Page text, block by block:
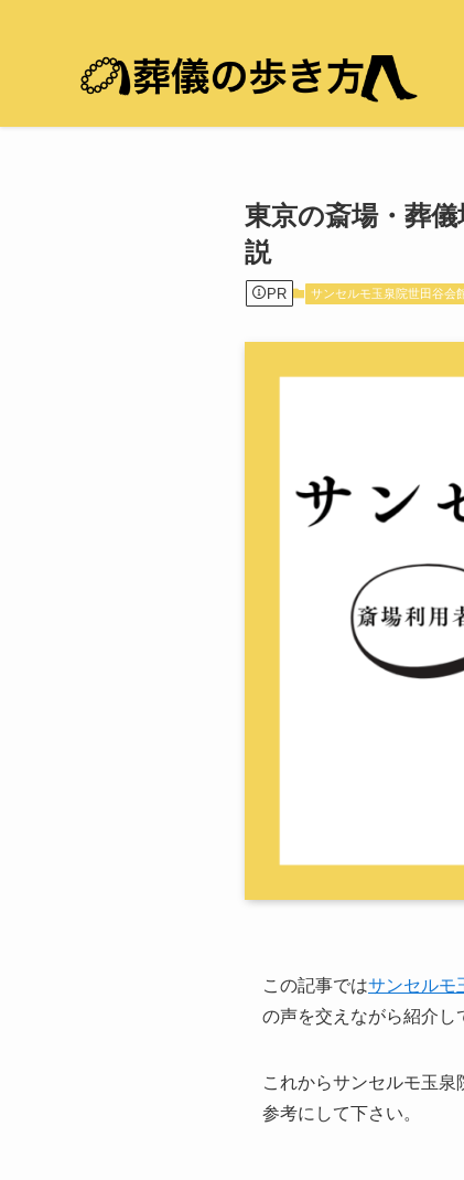
東京の斎場・葬
説
PR サンセルモ玉泉院世田谷会
この記事ではサンセルモ
の声を交えながら紹介し
これからサンセルモ玉
参考にして下さい。